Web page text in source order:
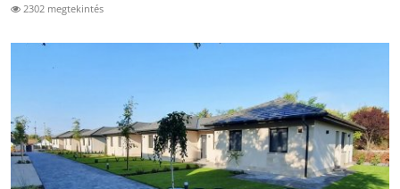
2302 megtekintés